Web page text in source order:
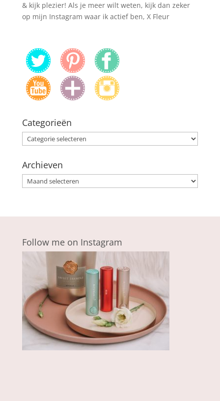
& kijk plezier! Als je meer wilt weten, kijk dan zeker
op mijn Instagram waar ik actief ben, X Fleur
Categorieën
Categorieën
Archieven
Archieven
Follow me on Instagram